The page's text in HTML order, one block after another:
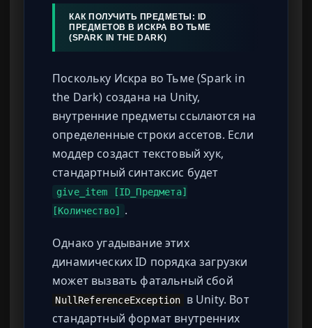
КАК ПОЛУЧИТЬ ПРЕДМЕТЫ: ID
ПРЕДМЕТОВ В ИСКРА ВО ТЬМЕ
(SPARK IN THE DARK)
Поскольку Искра во Тьме (Spark in
the Dark) создана на Unity,
внутренние предметы ссылаются на
определенные строки ассетов. Если
моддер создаст текстовый хук,
стандартный синтаксис будет
give_item [ID_Предмета]
[Количество]
.
Однако угадывание этих
динамических ID порядка загрузки
может вызвать фатальный сбой
NullReferenceException
в Unity. Вот
стандартный формат внутренних